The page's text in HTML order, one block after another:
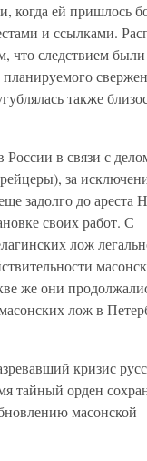
когда ей пришлось
и ссылками.
что следствием были
также
России в связи с
за
задолго до ареста
своих работ. С
лож
же они
лож в
кризис
тайный орден
масонской